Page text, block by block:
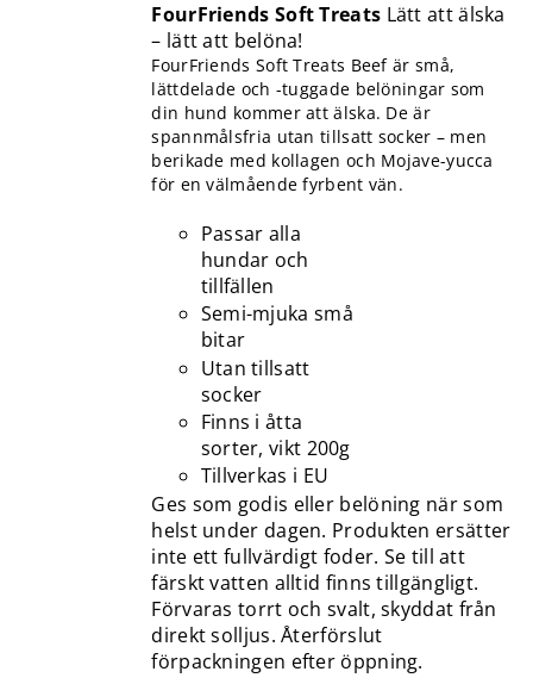
FourFriends Soft Treats Lätt att älska
– lätt att belöna!
FourFriends Soft Treats Beef är små,
lättdelade och -tuggade belöningar som
din hund kommer att älska. De är
spannmålsfria utan tillsatt socker – men
berikade med kollagen och Mojave-yucca
för en välmående fyrbent vän.
Passar alla
hundar och
tillfällen
Semi-mjuka små
bitar
Utan tillsatt
socker
Finns i åtta
sorter, vikt 200g
Tillverkas i EU
Ges som godis eller belöning när som
helst under dagen. Produkten ersätter
inte ett fullvärdigt foder. Se till att
färskt vatten alltid finns tillgängligt.
Förvaras torrt och svalt, skyddat från
direkt solljus. Återförslut
förpackningen efter öppning.